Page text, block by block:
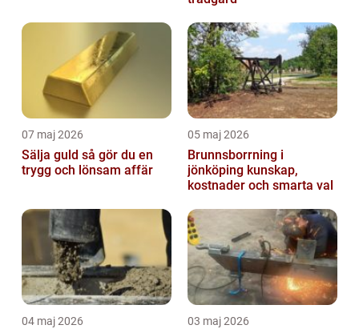
07 maj 2026
Sälja guld så gör du en
trygg och lönsam affär
05 maj 2026
Brunnsborrning i
jönköping kunskap,
kostnader och smarta val
04 maj 2026 03 maj 2026